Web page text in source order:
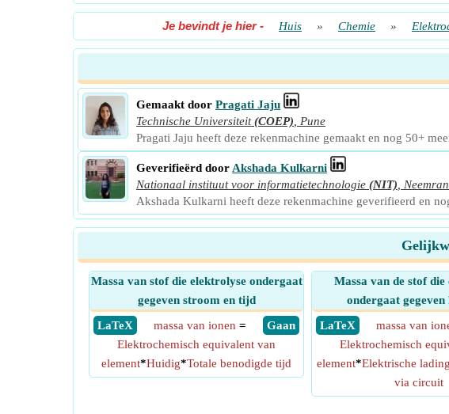
Je bevindt je hier- Huis » Chemie »
Gemaakt door Pragati Jaju
Technische Universiteit (COEP)
Pune
Pragati Jaju heeft deze rekenmachine gemaakt en nog 50+
Geverifieërd door Akshada Kulkarni
Nationaal instituut voor informatietechnologie (NIT)
Akshada Kulkarni heeft deze rekenmachine geverifieerd en
Massa van stof die elektrolyse ondergaat
gegeven stroom en tijd
​ LaTeX
​ Gaan
massa van ionen =
Elektrochemisch equivalent van
element*Huidig*Totale benodigde tijd
Massa van de stof
ondergaat gegeven
​ LaTeX
massa van
Elektrochemisch
element*Elektrische
via circuit